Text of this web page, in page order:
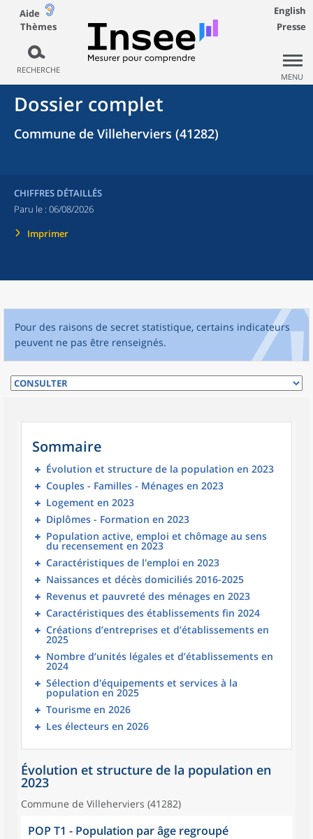
Aide
Thèmes
RECHERCHE
English
Presse
MENU
Dossier complet
Commune de Villeherviers (41282)
CHIFFRES DÉTAILLÉS
Paru le : 06/08/2026
Imprimer
Pour des raisons de secret statistique, certains indicateurs
peuvent ne pas être renseignés.
Sommaire
Évolution et structure de la population en 2023
Couples - Familles - Ménages en 2023
Logement en 2023
Diplômes - Formation en 2023
Population active, emploi et chômage au sens
du recensement en 2023
Caractéristiques de l'emploi en 2023
Naissances et décès domiciliés 2016-2025
Revenus et pauvreté des ménages en 2023
Caractéristiques des établissements fin 2024
Créations d’entreprises et d’établissements en
2025
Nombre d’unités légales et d’établissements en
2024
Sélection d'équipements et services à la
population en 2025
Tourisme en 2026
Les électeurs en 2026
Évolution et structure de la population en
2023
Commune de Villeherviers (41282)
POP T1 - Population par âge regroupé